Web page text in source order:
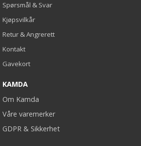
Spørsmål & Svar
Kjøpsvilkår
Retur & Angrerett
Kontakt
Gavekort
KAMDA
Om Kamda
Våre varemerker
GDPR & Sikkerhet